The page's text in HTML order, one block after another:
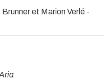
Brunner et Marion Verlé -